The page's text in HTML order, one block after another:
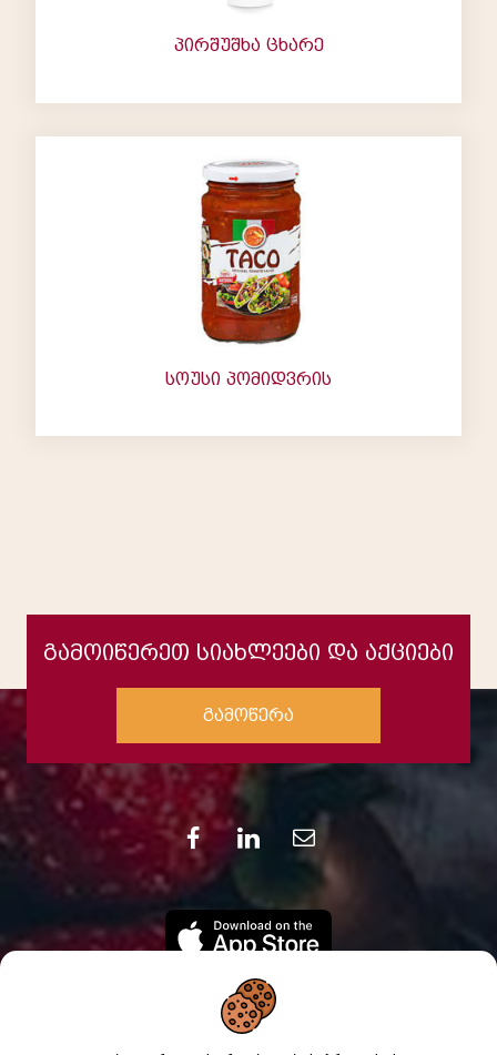
პირშუშხა ცხარე
სოუსი პომიდვრის
გამოიწერეთ სიახლეები და აქციები
გამოწერა